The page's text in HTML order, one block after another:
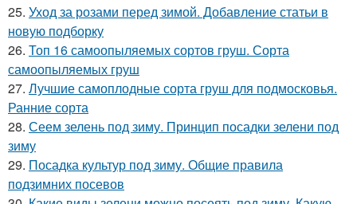
25. Уход за розами перед зимой. Добавление статьи в
новую подборку
26. Топ 16 самоопыляемых сортов груш. Сорта
самоопыляемых груш
27. Лучшие самоплодные сорта груш для подмосковья.
Ранние сорта
28. Сеем зелень под зиму. Принцип посадки зелени под
зиму
29. Посадка культур под зиму. Общие правила
подзимних посевов